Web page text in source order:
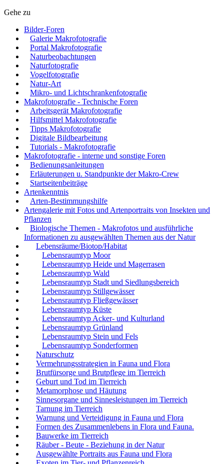
Gehe zu
Bilder-Foren
Galerie Makrofotografie
Portal Makrofotografie
Naturbeobachtungen
Naturfotografie
Vogelfotografie
Natur-Art
Mikro- und Lichtschrankenfotografie
Makrofotografie - Technische Foren
Arbeitsgerät Makrofotografie
Hilfsmittel Makrofotografie
Tipps Makrofotografie
Digitale Bildbearbeitung
Tutorials - Makrofotografie
Makrofotografie - interne und sonstige Foren
Bedienungsanleitungen
Erläuterungen u. Standpunkte der Makro-Crew
Startseitenbeiträge
Artenkenntnis
Arten-Bestimmungshilfe
Artengalerie mit Fotos und Artenportraits von Insekten und
Pflanzen
Biologische Themen - Makrofotos und ausführliche
Informationen zu ausgewählten Themen aus der Natur
Lebensräume/Biotop/Habitat
Lebensraumtyp Moor
Lebensraumtyp Heide und Magerrasen
Lebensraumtyp Wald
Lebensraumtyp Stadt und Siedlungsbereich
Lebensraumtyp Stillgewässer
Lebensraumtyp Fließgewässer
Lebensraumtyp Küste
Lebensraumtyp Acker- und Kulturland
Lebensraumtyp Grünland
Lebensraumtyp Stein und Fels
Lebensraumtyp Sonderformen
Naturschutz
Vermehrungsstrategien in Fauna und Flora
Brutfürsorge und Brutpflege im Tierreich
Geburt und Tod im Tierreich
Metamorphose und Häutung
Sinnesorgane und Sinnesleistungen im Tierreich
Tarnung im Tierreich
Warnung und Verteidigung in Fauna und Flora
Formen des Zusammenlebens in Flora und Fauna.
Bauwerke im Tierreich
Räuber - Beute - Beziehung in der Natur
Ausgewählte Portraits aus Fauna und Flora